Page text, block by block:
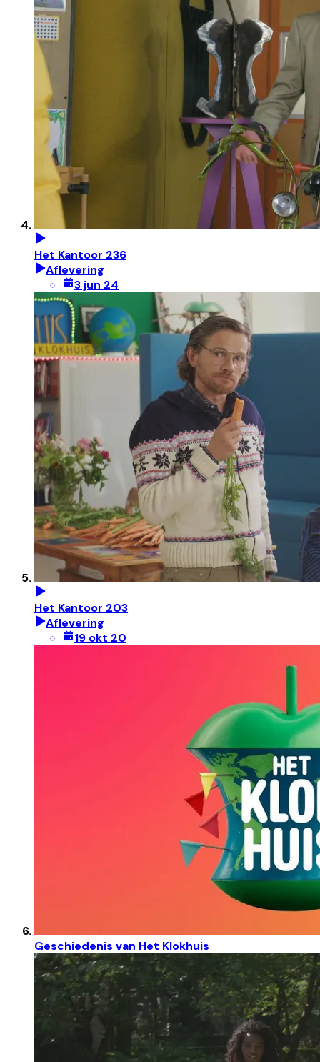
Het Kantoor 236
Aflevering
3 jun 24
Het Kantoor 203
Aflevering
19 okt 20
Geschiedenis van Het Klokhuis